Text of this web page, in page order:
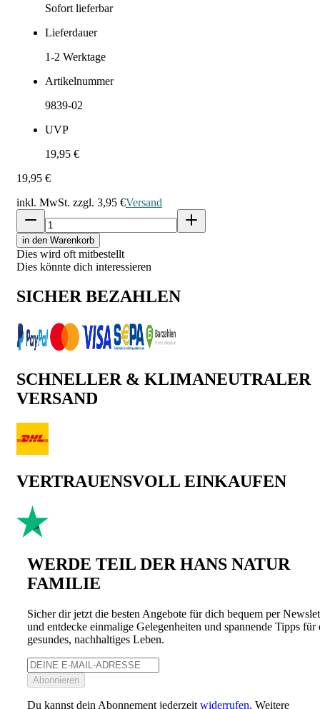
Sofort lieferbar
Lieferdauer
1-2 Werktage
Artikelnummer
9839-02
UVP
19,95 €
19,95 €
inkl. MwSt. zzgl. 3,95 €Versand
in den Warenkorb
Dies wird oft mitbestellt
Dies könnte dich interessieren
SICHER BEZAHLEN
SCHNELLER & KLIMANEUTRALER
VERSAND
VERTRAUENSVOLL EINKAUFEN
WERDE TEIL DER HANS NATUR
FAMILIE
Sicher dir jetzt die besten Angebote für dich bequem per
und entdecke einmalige Gelegenheiten und spannende Tipps für
gesundes, nachhaltiges Leben.
Abonnieren
Du kannst dein Abonnement jederzeit widerrufen. Weitere